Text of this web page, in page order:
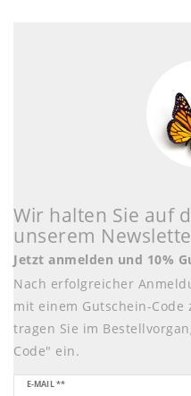
Wir halten Sie auf
unserem
Jetzt anmelden und 10%
Nach erfolgreicher
mit einem Gutschein-Code
tragen Sie im
Code" ein.
E-MAIL **
Newsletter